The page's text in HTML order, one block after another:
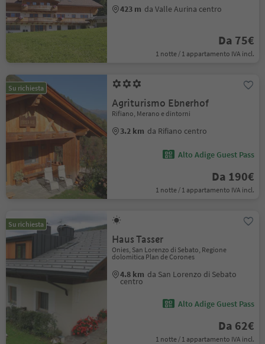
423 m da Valle Aurina centro
Da 75€
1 notte / 1 appartamento IVA incl.
Su richiesta
Agriturismo Ebnerhof
Rifiano, Merano e dintorni
3.2 km da Rifiano centro
Alto Adige Guest Pass
Da 190€
1 notte / 1 appartamento IVA incl.
Su richiesta
Haus Tasser
Onies, San Lorenzo di Sebato, Regione
dolomitica Plan de Corones
4.8 km da San Lorenzo di Sebato
centro
Alto Adige Guest Pass
Da 62€
1 notte / 1 appartamento IVA incl.